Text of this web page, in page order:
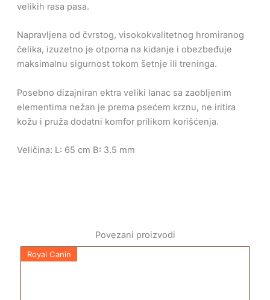
velikih rasa pasa.
Napravljena od čvrstog, visokokvalitetnog hromiranog
čelika, izuzetno je otporna na kidanje i obezbeđuje
maksimalnu sigurnost tokom šetnje ili treninga.
Posebno dizajniran ektra veliki lanac sa zaobljenim
elementima nežan je prema psećem krznu, ne iritira
kožu i pruža dodatni komfor prilikom korišćenja.
Veličina: L: 65 cm B: 3.5 mm
Povezani proizvodi
Royal Canin